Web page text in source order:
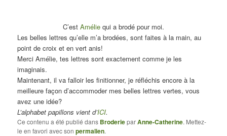
C’est Amélie qui a brodé pour moi.
Les belles lettres qu’elle m’a brodées, sont faites à la main, au
point de croix et en vert anis!
Merci Amélie, tes lettres sont exactement comme je les
imaginais.
Maintenant, il va falloir les finitionner, je réfléchis encore à la
meilleure façon d’accommoder mes belles lettres vertes, vous
avez une idée?
L’alphabet papillons vient d’ICI.
Ce contenu a été publié dans BroderieparAnne-Catherine. Mettez-
le en favori avec sonpermalien.